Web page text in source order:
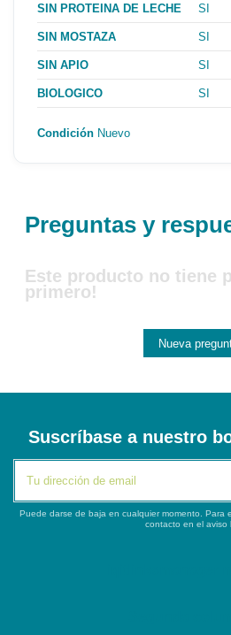
SIN PROTEINA DE LECHE SI
SIN MOSTAZA SI
SIN APIO SI
BIOLOGICO SI
Condición Nuevo
Preguntas y
Este producto no tiene
primero!
Nueva
Suscríbase a nuestro
Puede darse de baja en cualquier momento. Para
contacto en el aviso